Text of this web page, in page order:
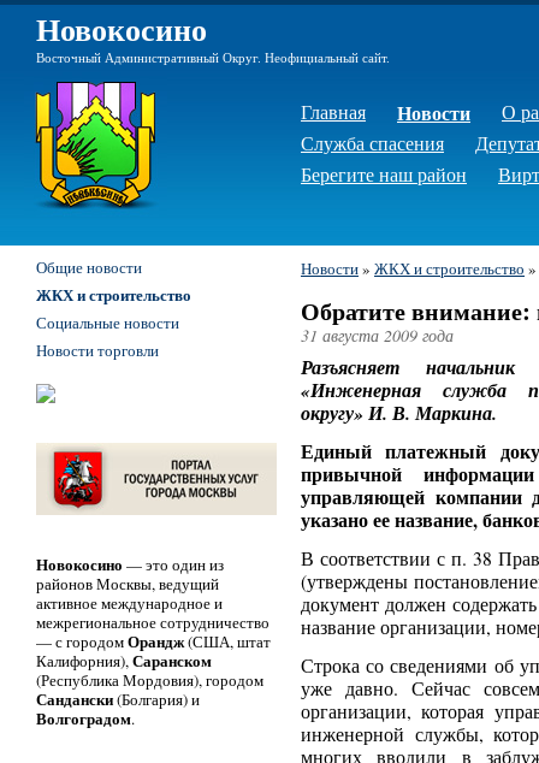
Новокосино
Восточный Административный Округ. Неофициальный сайт.
Главная Новости
О
Служба спасения
Берегите наш район
Новости» ЖКХ и строительство »
Обратите
31 августа 2009 года
Разъясняет начальник
«Инженерная служба
округу» И. В. Маркина.
Единый платежный
привычной
управляющей компании
указано ее название,
В соответствии с п. 38
(утверждены
документ должен
название организации,
Строка со сведениями об
уже давно. Сейчас
организации, которая
инженерной службы,
многих вводили в
Общие новости
ЖКХ и строительство
Социальные новости
Новости торговли
Новокосино — это один из
районов Москвы, ведущий
активное международное и
межрегиональное сотрудничество
— с городомОрандж(США, штат
Калифорния),Саранском
(Республика Мордовия), городом
Сандански(Болгария) и
Волгоградом.